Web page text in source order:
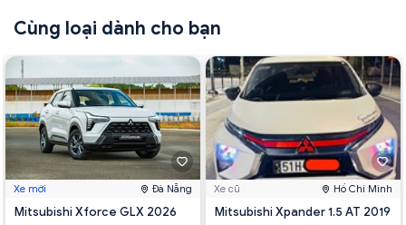
Cùng loại dành cho bạn
Xe mới Đà Nẵng
Mitsubishi Xforce GLX 2026
Xe cũ Hồ Chí Minh
Mitsubishi Xpander 1.5 AT 2019